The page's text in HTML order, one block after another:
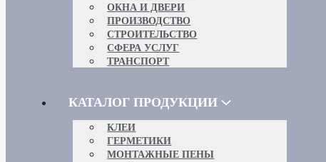
ОКНА И ДВЕРИ
ПРОИЗВОДСТВО
СТРОИТЕЛЬСТВО
СФЕРА УСЛУГ
ТРАНСПОРТ
КАТАЛОГ ПРОДУКЦИИ
КЛЕИ
ГЕРМЕТИКИ
МОНТАЖНЫЕ ПЕНЫ